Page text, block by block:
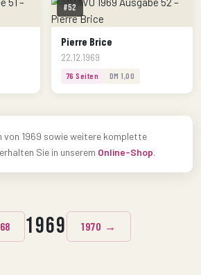
#52
Pierre Brice
22.12.1969
76 Seiten DM 1,00
von 1969 sowie weitere komplette
Sie in unserem Online-Shop.
1969 1970 →